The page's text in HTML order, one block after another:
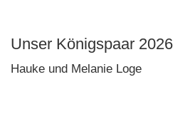
Unser Königspaar 2026
Hauke und Melanie Loge